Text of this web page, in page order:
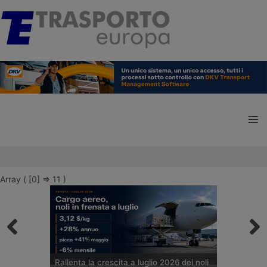
Array ( [0] => 11 )
Rallenta la crescita a luglio 2026 dei noli